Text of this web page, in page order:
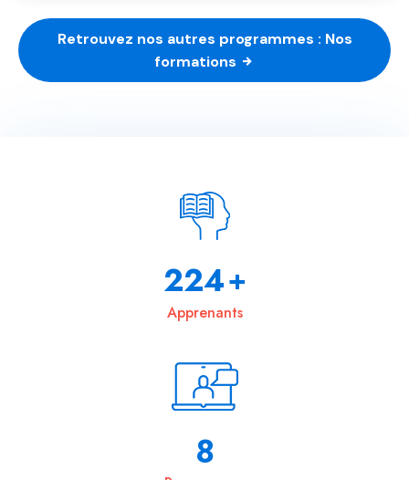
Retrouvez nos autres programmes : Nos
formations
342+
Apprenants
13